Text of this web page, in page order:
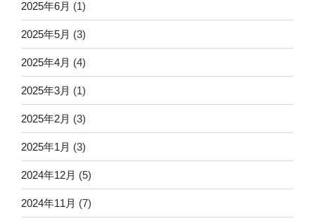
2025年6月 (1)
2025年5月 (3)
2025年4月 (4)
2025年3月 (1)
2025年2月 (3)
2025年1月 (3)
2024年12月 (5)
2024年11月 (7)